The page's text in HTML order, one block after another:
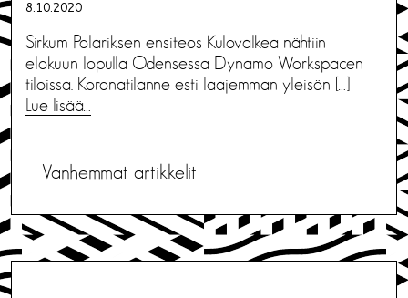
8.10.2020
Sirkum Polariksen ensiteos Kulovalkea nähtiin
elokuun lopulla Odensessa Dynamo Workspacen
tiloissa. Koronatilanne esti laajemman yleisön […]
Lue lisää…
A
r
t
Vanhemmat artikkelit